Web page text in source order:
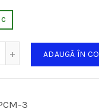
ADAUGĂ ÎN
3